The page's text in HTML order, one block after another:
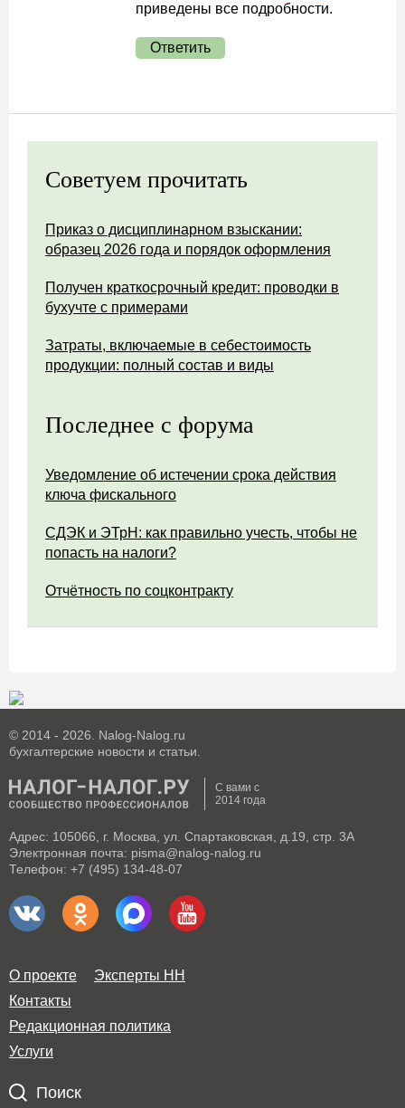
приведены все подробности.
Ответить
Советуем прочитать
Приказ о дисциплинарном взыскании:
образец 2026 года и порядок оформления
Получен краткосрочный кредит: проводки в
бухучте с примерами
Затраты, включаемые в себестоимость
продукции: полный состав и виды
Последнее с форума
Уведомление об истечении срока действия
ключа фискального
СДЭК и ЭТрН: как правильно учесть, чтобы не
попасть на налоги?
Отчётность по соцконтракту
© 2014 - 2026. Nalog-Nalog.ru
бухгалтерские новости и статьи.
С вами с
2014 года
Адрес: 105066, г. Москва, ул. Спартаковская, д.19, стр. 3А
Электронная почта: pisma@nalog-nalog.ru
Телефон: +7 (495) 134-48-07
О проекте
Эксперты НН
Контакты
Редакционная политика
Услуги
Поиск